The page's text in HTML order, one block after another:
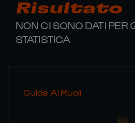
Risultato
NON CI SONO DATI PER
STATISTICA
Guida Ai Ruoli